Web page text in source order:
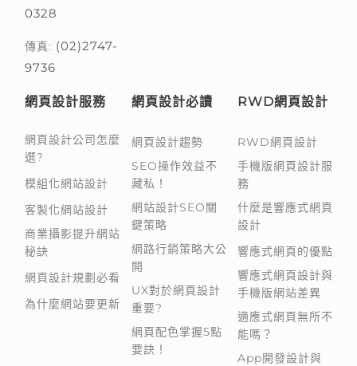
0328
傳真: (02)2747-
9736
網頁設計服務
網頁設計公司怎麼
選?
模組化網站設計
客製化網站設計
商業攝影提升網站
秘訣
網頁設計規劃必看
為什麼網站要更新
網頁設計必讀
網頁設計趨勢
SEO操作效益不
藏私！
網站設計SEO關
鍵策略
網路行銷策略大公
開
UX對於網頁設計
重要?
網頁配色掌握5點
要訣！
RWD網頁設計
RWD網頁設計
手機版網頁設計服
務
什麼是響應式網頁
設計
響應式網頁的優點
響應式網頁設計與
手機版網站差異
適應式網頁無所不
能嗎？
App開發設計與